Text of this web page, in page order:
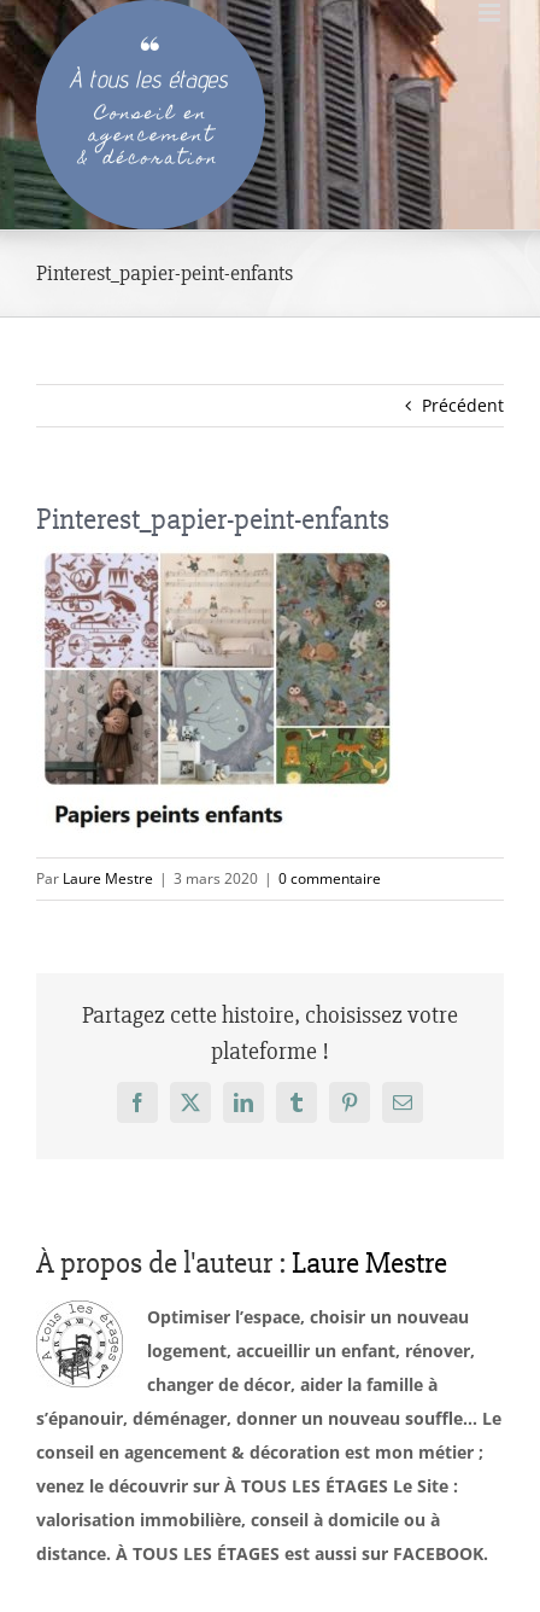
Passer
au
contenu
Pinterest_papier-peint-enfants
Précédent
Pinterest_papier-peint-enfants
Par Laure Mestre | 3 mars 2020 | 0 commentaire
Partagez cette histoire, choisissez votre
plateforme !
Facebook
X LinkedInTumblrPinterestEmail
À propos de l'auteur : Laure Mestre
Optimiser l’espace, choisir un nouveau
logement, accueillir un enfant, rénover,
changer de décor, aider la famille à
s’épanouir, déménager, donner un nouveau souffle… Le
conseil en agencement & décoration est mon métier ;
venez le découvrir sur À TOUS LES ÉTAGES Le Site :
valorisation immobilière, conseil à domicile ou à
distance. À TOUS LES ÉTAGES est aussi sur FACEBOOK.